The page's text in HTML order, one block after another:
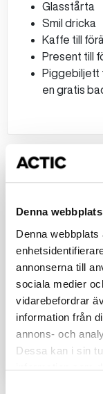
Denna
Denna
annonserna till
sociala medier
vidarebefordrar
information från
annons- och
Dessa kan i sin
Glasstårta
Smil dricka​
Kaffe till
Present till
Piggebiljett
en gratis
Mellan
Glasstårta
Smil dricka​
Kaffe till
Present till
Piggebiljett
en gratis
Korv med
Godispåse